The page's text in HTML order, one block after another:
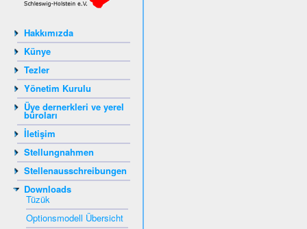
Hakkımızda
Künye
Tezler
Yönetim Kurulu
Üye dernerkleri ve yerel
büroları
İletişim
Stellungnahmen
Stellenausschreibungen
Downloads
Tüzük
Optionsmodell Übersicht